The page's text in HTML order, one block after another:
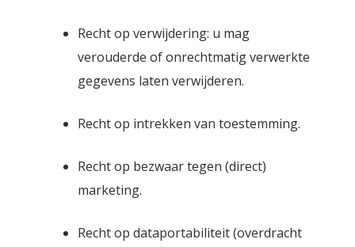
Recht op verwijdering: u mag
verouderde of onrechtmatig verwerkte
gegevens laten verwijderen.
Recht op intrekken van toestemming.
Recht op bezwaar tegen (direct)
marketing.
Recht op dataportabiliteit (overdracht